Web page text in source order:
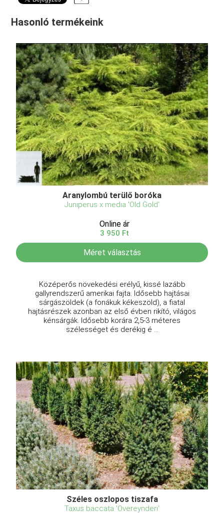
Hasonló termékeink
Aranylombú terülő boróka
Juniperus x media 'Old Gold'
Online ár
3 950 Ft
Méret választás
Középerős növekedési erélyű, kissé lazább
gallyrendszerű amerikai fajta. Idősebb hajtásai
sárgászöldek (a fonákuk kékeszöld), a fiatal
hajtásrészek azonban az első évben rikító, világos
kénsárgák. Idősebb korára 2,5-3 méteres
szélességet és derékig é ...
Széles oszlopos tiszafa
Taxus baccata 'Overeynderi'